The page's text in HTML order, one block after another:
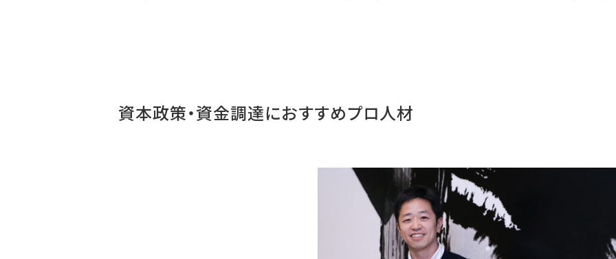
資本政策・資金調達におすすめプロ人材